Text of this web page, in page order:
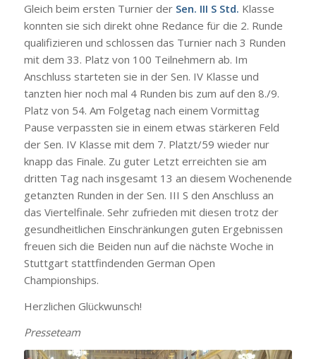
Gleich beim ersten Turnier der Sen. III S Std. Klasse
konnten sie sich direkt ohne Redance für die 2. Runde
qualifizieren und schlossen das Turnier nach 3 Runden
mit dem 33. Platz von 100 Teilnehmern ab. Im
Anschluss starteten sie in der Sen. IV Klasse und
tanzten hier noch mal 4 Runden bis zum auf den 8./9.
Platz von 54. Am Folgetag nach einem Vormittag
Pause verpassten sie in einem etwas stärkeren Feld
der Sen. IV Klasse mit dem 7. Platzt/59 wieder nur
knapp das Finale. Zu guter Letzt erreichten sie am
dritten Tag nach insgesamt 13 an diesem Wochenende
getanzten Runden in der Sen. III S den Anschluss an
das Viertelfinale. Sehr zufrieden mit diesen trotz der
gesundheitlichen Einschränkungen guten Ergebnissen
freuen sich die Beiden nun auf die nächste Woche in
Stuttgart stattfindenden German Open
Championships.
Herzlichen Glückwunsch!
Presseteam